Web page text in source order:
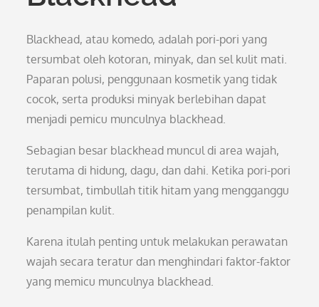
Blackhead, atau komedo, adalah pori-pori yang
tersumbat oleh kotoran, minyak, dan sel kulit mati.
Paparan polusi, penggunaan kosmetik yang tidak
cocok, serta produksi minyak berlebihan dapat
menjadi pemicu munculnya blackhead.
Sebagian besar blackhead muncul di area wajah,
terutama di hidung, dagu, dan dahi. Ketika pori-pori
tersumbat, timbullah titik hitam yang mengganggu
penampilan kulit.
Karena itulah penting untuk melakukan perawatan
wajah secara teratur dan menghindari faktor-faktor
yang memicu munculnya blackhead.